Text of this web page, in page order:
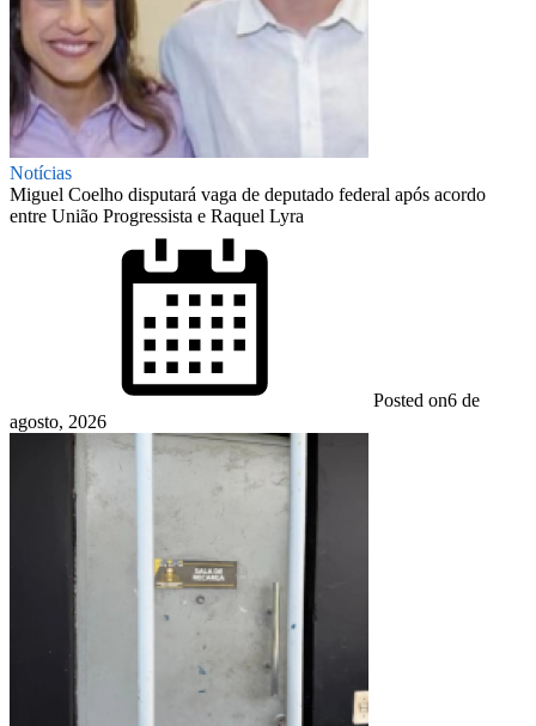
Notícias
Miguel Coelho disputará vaga de deputado federal após acordo
entre União Progressista e Raquel Lyra
Posted on6 de
agosto, 2026